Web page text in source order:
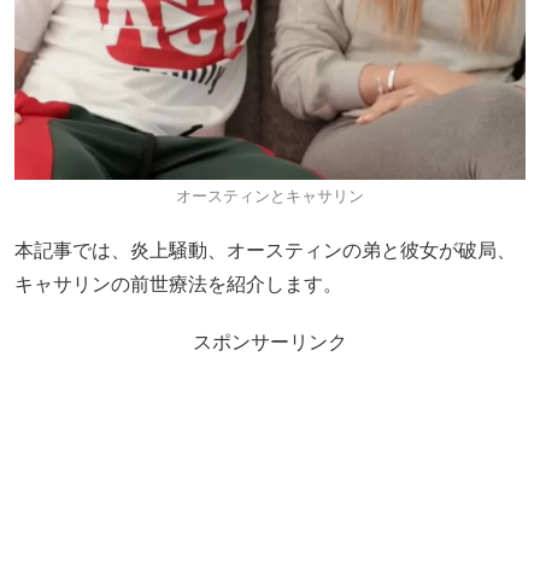
オースティンとキャサリン
本記事では、炎上騒動、オースティンの弟と彼女が破局、
キャサリンの前世療法を紹介します。
スポンサーリンク